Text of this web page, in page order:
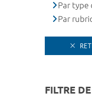
Par type
Par
FILTRE